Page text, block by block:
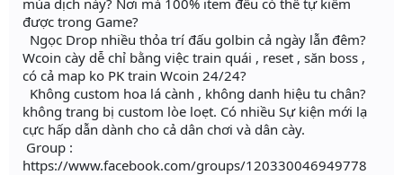
được trong Game?
Ngọc Drop nhiều thỏa trí đấu golbin cả ngày lẫn đêm?
Wcoin cày dễ chỉ bằng việc train quái , reset , săn boss ,
có cả map ko PK train Wcoin 24/24?
Không custom hoa lá cành , không danh hiệu tu chân?
không trang bị custom lòe loẹt. Có nhiều Sự kiện mới lạ
cực hấp dẫn dành cho cả dân chơi và dân cày.
Group :
https://www.facebook.com/groups/120330046949778